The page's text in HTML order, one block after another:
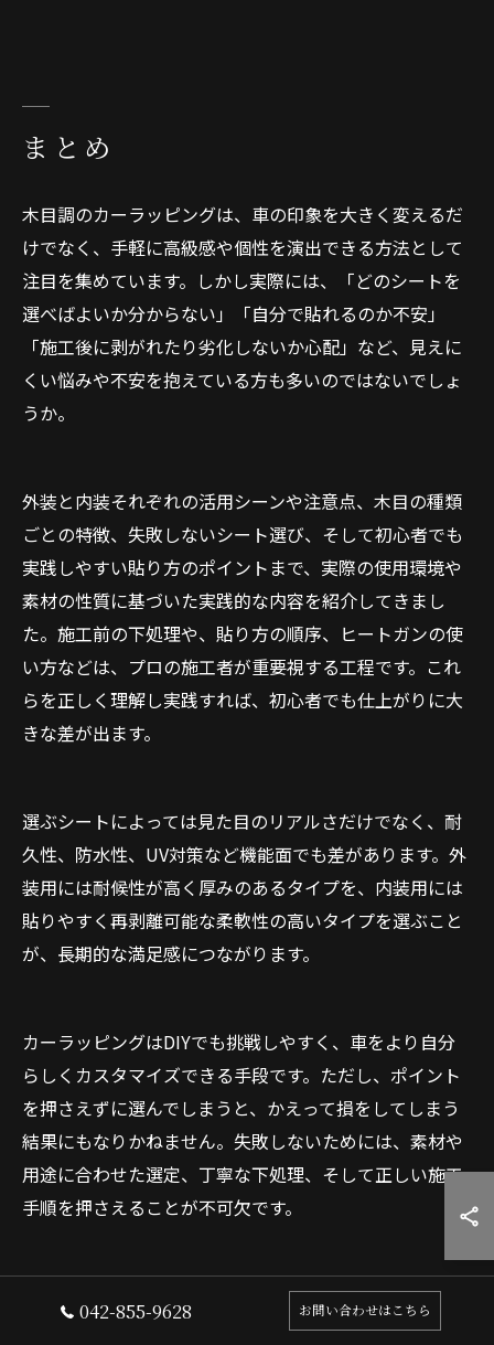
まとめ
木目調のカーラッピングは、車の印象を大きく変えるだ
けでなく、手軽に高級感や個性を演出できる方法として
注目を集めています。しかし実際には、「どのシートを
選べばよいか分からない」「自分で貼れるのか不安」
「施工後に剥がれたり劣化しないか心配」など、見えに
くい悩みや不安を抱えている方も多いのではないでしょ
うか。
外装と内装それぞれの活用シーンや注意点、木目の種類
ごとの特徴、失敗しないシート選び、そして初心者でも
実践しやすい貼り方のポイントまで、実際の使用環境や
素材の性質に基づいた実践的な内容を紹介してきまし
た。施工前の下処理や、貼り方の順序、ヒートガンの使
い方などは、プロの施工者が重要視する工程です。これ
らを正しく理解し実践すれば、初心者でも仕上がりに大
きな差が出ます。
選ぶシートによっては見た目のリアルさだけでなく、耐
久性、防水性、UV対策など機能面でも差があります。外
装用には耐候性が高く厚みのあるタイプを、内装用には
貼りやすく再剥離可能な柔軟性の高いタイプを選ぶこと
が、長期的な満足感につながります。
カーラッピングはDIYでも挑戦しやすく、車をより自分
らしくカスタマイズできる手段です。ただし、ポイント
を押さえずに選んでしまうと、かえって損をしてしまう
結果にもなりかねません。失敗しないためには、素材や
用途に合わせた選定、丁寧な下処理、そして正しい施工
手順を押さえることが不可欠です。
あなたの愛車を唯一無二の存在に変えるために、今日か
らできる準備を始めてみてください。適切な知識と選択
042-855-9628 お問い合わせはこちら